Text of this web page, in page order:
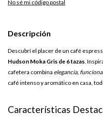
No sé mi código postal
Descripción
Descubrí el placer de un café
Hudson Moka Gris de 6 tazas.
cafetera combina elegancia,
café intenso y aromático en casa,
Características